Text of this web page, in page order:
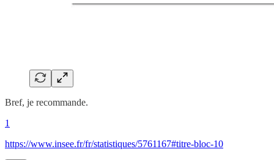
Bref, je recommande.
1
https://www.insee.fr/fr/statistiques/5761167#titre-bloc-10